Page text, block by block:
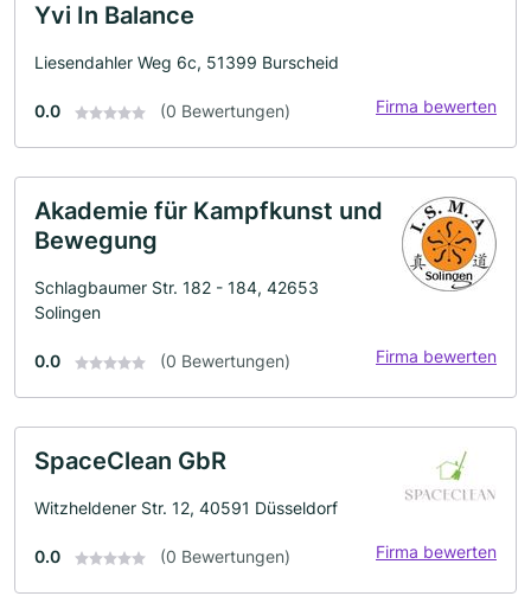
Yvi In Balance
Liesendahler Weg 6c, 51399 Burscheid
0.0 (0 Bewertungen) Firma bewerten
Akademie für Kampfkunst und
Bewegung
Schlagbaumer Str. 182 - 184, 42653
Solingen
0.0 (0 Bewertungen) Firma bewerten
SpaceClean GbR
Witzheldener Str. 12, 40591 Düsseldorf
0.0 (0 Bewertungen) Firma bewerten